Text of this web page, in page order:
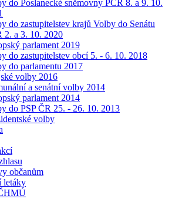
do Poslanecké sněmovny PČR 8. a 9. 10.
do zastupitelstev krajů Volby do Senátu
2. a 3. 10. 2020
parlament 2019
do zastupitelstev obcí 5. - 6. 10. 2018
do parlamentu 2017
volby 2016
a senátní volby 2014
parlament 2014
do PSP ČR 25. - 26. 10. 2013
volby
občanům
letáky